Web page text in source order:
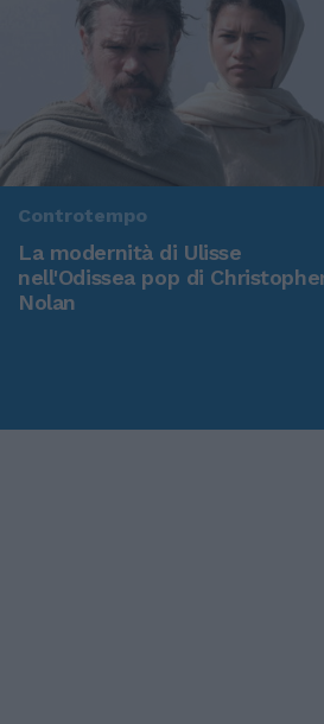
Controtempo
La modernità di Ulisse
nell'Odissea pop di
Nolan